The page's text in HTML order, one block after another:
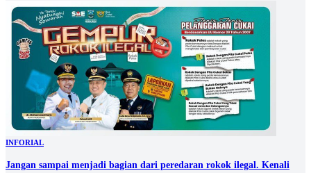
INFORIAL
Jangan sampai menjadi bagian dari peredaran rokok ilegal. Kenali